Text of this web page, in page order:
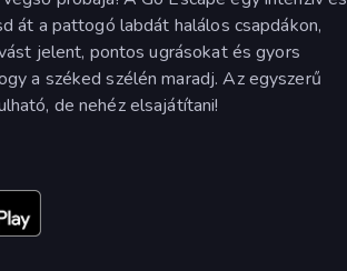
át a pattogó labdát halálos csapdákon,
jelent, pontos ugrásokat és gyors
a széked szélén maradj. Az egyszerű
de nehéz elsajátítani!